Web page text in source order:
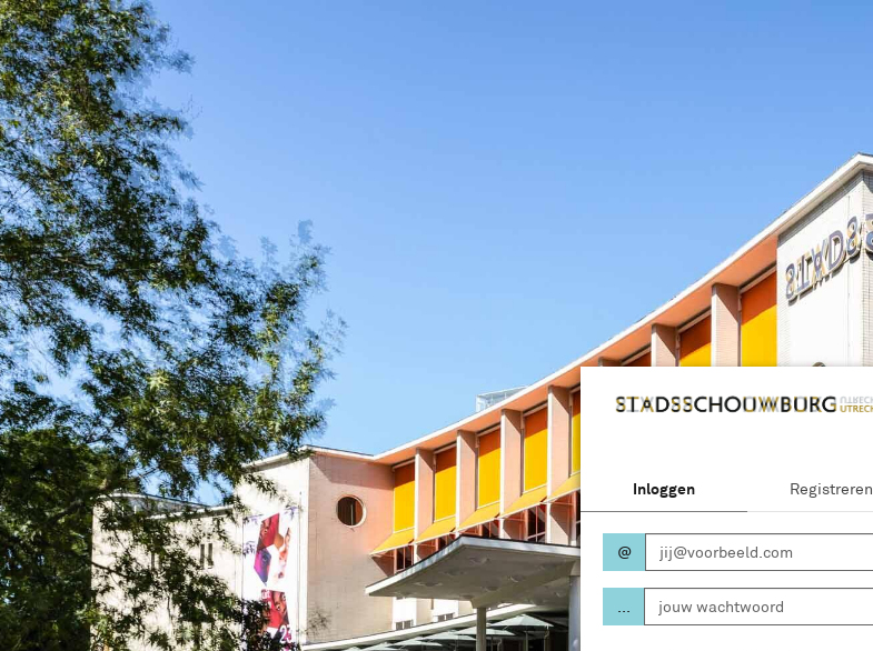
1
Kaarten- en stoelkeuze
Inloggen Registreren
@
...
© 2026 Stadsschouwburg Utrecht